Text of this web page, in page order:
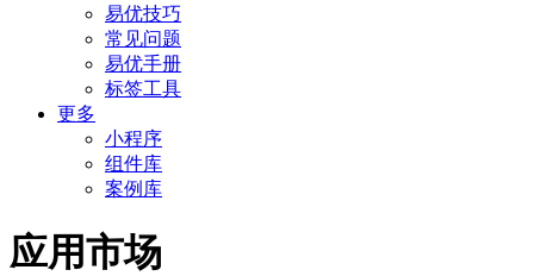
易优技巧
常见问题
易优手册
标签工具
更多
小程序
组件库
案例库
应用市场